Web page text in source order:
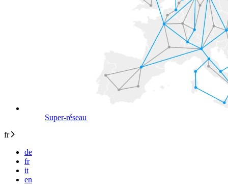
Super-réseau
fr
de
fr
it
en